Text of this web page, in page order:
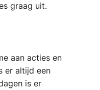
graag uit.
aan acties en
er altijd een
is er